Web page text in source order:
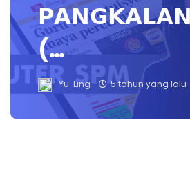
(…
Yu. Ling 5 tahun yang lalu